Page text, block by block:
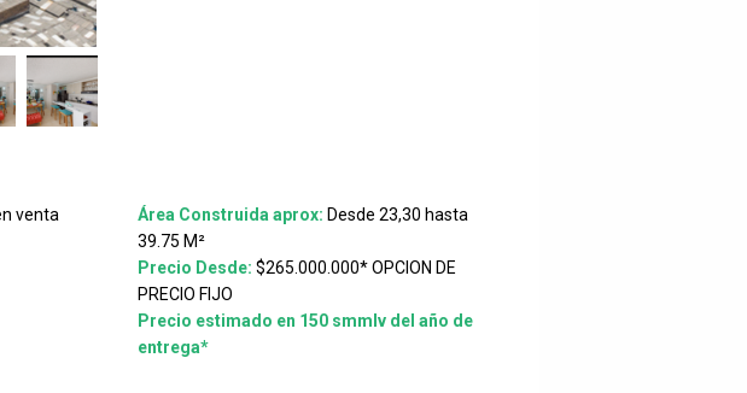
venta
Área Construida aprox: Desde 23,30 hasta
39.75 M²
Precio Desde: $265.000.000* OPCION DE
PRECIO FIJO
Precio estimado en 150 smmlv del año de
entrega*